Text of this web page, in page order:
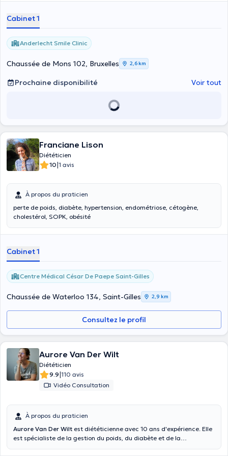
Cabinet 1
Anderlecht Smile Clinic
Chaussée de Mons 102, Bruxelles 2,6 km
Prochaine disponibilité Voir tout
Franciane Lison
Diététicien
10|1 avis
À propos du praticien
perte de poids, diabète, hypertension, endométriose, cétogène,
cholestérol, SOPK, obésité
Cabinet 1
Centre Médical César De Paepe Saint-Gilles
Chaussée de Waterloo 134, Saint-Gilles 2,9 km
Consultez le profil
Aurore Van Der Wilt
Diététicien
9.9|110 avis
Vidéo Consultation
À propos du praticien
Aurore Van Der Wilt est diététicienne avec 10 ans d'expérience. Elle
est spécialiste de la gestion du poids, du diabète et de la